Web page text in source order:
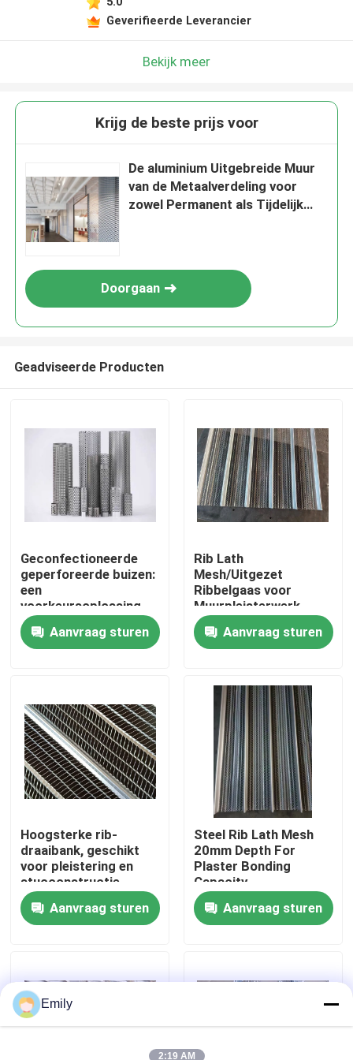
Huis
Producten
Over ons
Fabriekstocht
Kwaliteitscontrole
Neem contact met ons op
Nieuws
Het uitgebreide Netwerk van de Metaaldraad
Het geperforeerde Netwerk van de Metaaldraad
Geverifieerde Leverancier
Bekijk meer
Krijg de beste prijs voor
De aluminium Uitgebreide Muur
van de Metaalverdeling voor
zowel Permanent als Tijdelijk
Doorgaan
Geadviseerde Producten
Geconfectioneerde
geperforeerde buizen:
een
voorkeursoplossing
voor
filtratieondersteuning
in alle industrieën
Aanvraag sturen
Rib Lath
Mesh/Uitgezet
Ribbelgaas voor
Muurpleisterwerk
Aanvraag sturen
Hoogsterke rib-
draaibank, geschikt
voor pleistering en
stucconstructie
Aanvraag sturen
Steel Rib Lath Mesh
20mm Depth For
Plaster Bonding
Capacity
Aanvraag sturen
Emily
2:19 AM